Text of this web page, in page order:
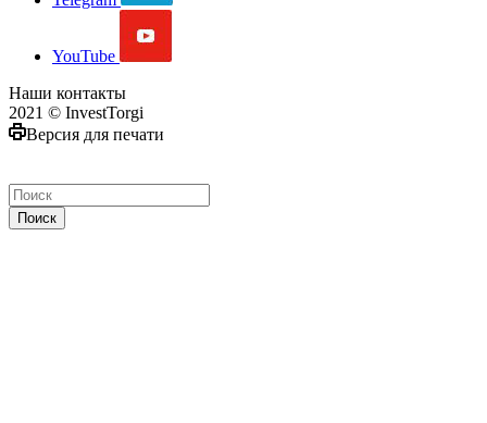
YouTube
Наши контакты
2021 © InvestTorgi
Версия для печати
Поиск